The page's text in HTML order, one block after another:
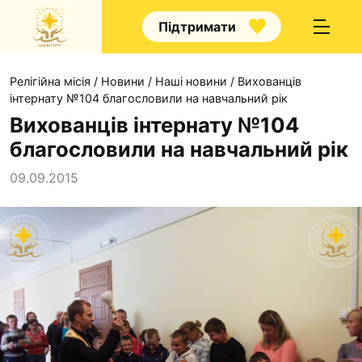
Підтримати
Про нас
Волонтерство
Наші напрямки
Контакти
Проекти
Релігійна місія / Новини / Наші новини / Вихованців
інтернату №104 благословили на навчальний рік
Вихованців інтернату №104
благословили на навчальний рік
09.09.2015